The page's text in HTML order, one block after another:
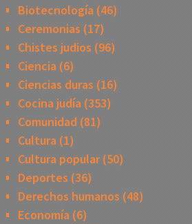
Biotecnología(46)
Ceremonias (17)
Chistes judios (96)
Ciencia(6)
Ciencias duras (16)
Cocina judía(353)
Comunidad(81)
Cultura(1)
Cultura popular(50)
Deportes (36)
Derechos humanos (48)
Economía(6)